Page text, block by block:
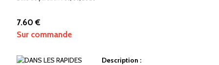
7.60 €
Sur commande
Description :